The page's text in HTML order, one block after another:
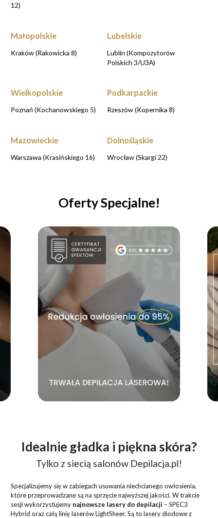
12)
Małopolskie
Kraków (Rakowicka 8)
Lubelskie
Lublin (Kompozytorów
Polskich 3/U3A)
Wielkopolskie
Poznań (Kochanowskiego 5)
Podkarpackie
Rzeszów (Kopernika 8)
Mazowieckie
Warszawa (Krasińskiego 16)
Dolnośląskie
Wrocław (Skargi 22)
Oferty Specjalne!
Idealnie gładka i piękna skóra?
Tylko z siecią salonów Depilacja.pl!
Specjalizujemy się w zabiegach usuwania niechcianego owłosienia,
które przeprowadzane są na sprzęcie najwyższej jakości. W trakcie
sesji wykorzystujemy najnowsze lasery do depilacji – SPEC3
Hybrid oraz całą linię laserów LightSheer. Są to lasery diodowe z